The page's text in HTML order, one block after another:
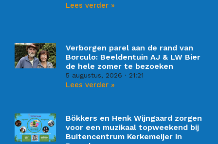
Lees verder »
Verborgen parel aan de rand van
Borculo: Beeldentuin AJ & LW Bier
de hele zomer te bezoeken
5 augustus, 2026 21:21
Lees verder »
Bökkers en Henk Wijngaard zorgen
voor een muzikaal topweekend bij
Buitencentrum Kerkemeijer in